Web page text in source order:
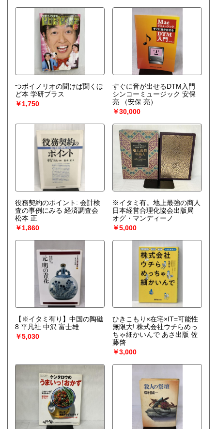
つボイノリオの聞けば聞くほ
ど本 学研プラス
￥1,750
すぐに音が出せるDTM入門
シンコーミュージック 安保
亮
（安保 亮）
￥30,000
役務契約のポイント: 会計検
査の事例にみる 経済調査会
松本 正
￥1,860
※イタミ有。地上最強の商人
日本経営合理化協会出版局
オグ・マンディーノ
￥5,000
【※イタミ有り】中国の陶磁
8 平凡社 中沢 富士雄
￥5,030
ひきこもり×在宅×IT=可能性
無限大! 株式会社ウチらめっ
ちゃ細かいんで あさ出版 佐
藤啓
￥3,000